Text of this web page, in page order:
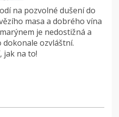
na pozvolné dušení do
masa a dobrého vína
je nedostižná a
dokonale ozvláštní.
jak na to!